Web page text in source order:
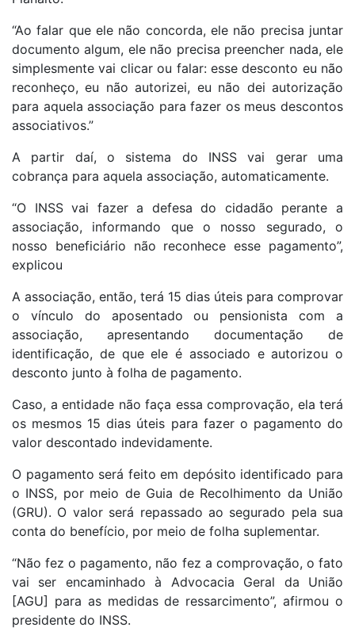
“Ao falar que ele não concorda, ele não precisa juntar
documento algum, ele não precisa preencher nada, ele
simplesmente vai clicar ou falar: esse desconto eu não
reconheço, eu não autorizei, eu não dei autorização
para aquela associação para fazer os meus descontos
associativos.”
A partir daí, o sistema do INSS vai gerar uma
cobrança para aquela associação, automaticamente.
“O INSS vai fazer a defesa do cidadão perante a
associação, informando que o nosso segurado, o
nosso beneficiário não reconhece esse pagamento”,
explicou
A associação, então, terá 15 dias úteis para comprovar
o vínculo do aposentado ou pensionista com a
associação, apresentando documentação de
identificação, de que ele é associado e autorizou o
desconto junto à folha de pagamento.
Caso, a entidade não faça essa comprovação, ela terá
os mesmos 15 dias úteis para fazer o pagamento do
valor descontado indevidamente.
O pagamento será feito em depósito identificado para
o INSS, por meio de Guia de Recolhimento da União
(GRU). O valor será repassado ao segurado pela sua
conta do benefício, por meio de folha suplementar.
“Não fez o pagamento, não fez a comprovação, o fato
vai ser encaminhado à Advocacia Geral da União
[AGU] para as medidas de ressarcimento”, afirmou o
presidente do INSS.